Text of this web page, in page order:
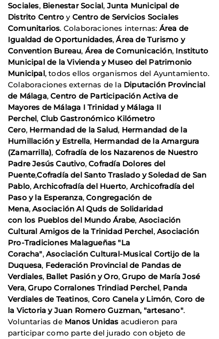
Sociales, Bienestar Social, Junta Municipal de
Distrito Centro y Centro de Servicios Sociales
Comunitarios. Colaboraciones internas: Área de
Igualdad de Oportunidades, Área de Turismo y
Convention Bureau, Área de Comunicación, Instituto
Municipal de la Vivienda y Museo del Patrimonio
Municipal, todos ellos organismos del Ayuntamiento.
Colaboraciones externas de la Diputación Provincial
de Málaga, Centro de Participación Activa de
Mayores de Málaga I Trinidad y Málaga II
Perchel, Club Gastronómico Kilómetro
Cero, Hermandad de la Salud, Hermandad de la
Humillación y Estrella, Hermandad de la Amargura
(Zamarrilla), Cofradía de los Nazarenos de Nuestro
Padre Jesús Cautivo, Cofradía Dolores del
Puente,Cofradía del Santo Traslado y Soledad de San
Pablo, Archicofradía del Huerto, Archicofradía del
Paso y la Esperanza, Congregación de
Mena, Asociación Al Quds de Solidaridad
con los Pueblos del Mundo Árabe, Asociación
Cultural Amigos de la Trinidad Perchel, Asociación
Pro-Tradiciones Malagueñas "La
Coracha", Asociación Cultural-Musical Cortijo de la
Duquesa, Federación Provincial de Pandas de
Verdiales, Ballet Pasión y Oro, Grupo de María José
Vera, Grupo Corralones Trindiad Perchel, Panda
Verdiales de Teatinos, Coro Canela y Limón, Coro de
la Victoria y Juan Romero Guzman, "artesano".
Voluntarias de Manos Unidas acudieron para
participar como parte del jurado con objeto de